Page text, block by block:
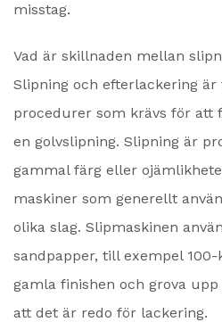
misstag.
Vad är skillnaden mellan
Slipning och efterlackering är
procedurer som krävs för att
en golvslipning. Slipning är
gammal färg eller
maskiner som generellt
olika slag. Slipmaskinen
sandpapper, till exempel
gamla finishen och grova
att det är redo för lackering.